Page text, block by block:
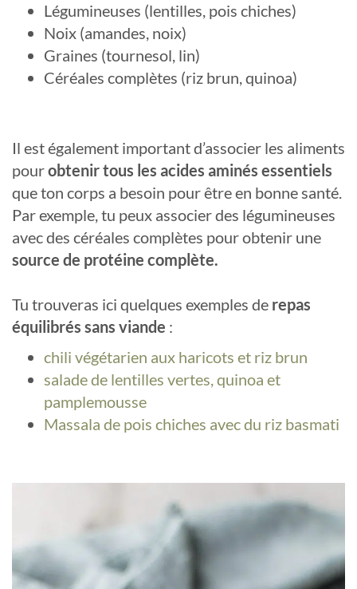
Légumineuses (lentilles, pois chiches)
Noix (amandes, noix)
Graines (tournesol, lin)
Céréales complètes (riz brun, quinoa)
Il est également important d’associer les aliments
pourobtenir tous les acides aminés essentiels
que ton corps a besoin pour être en bonne santé.
Par exemple, tu peux associer des légumineuses
avec des céréales complètes pour obtenir une
source de protéine complète.
Tu trouveras ici quelques exemples de repas
équilibrés sans viande :
chili végétarien aux haricots et riz brun
salade de lentilles vertes, quinoa et
pamplemousse
Massala de pois chiches avec du riz basmati